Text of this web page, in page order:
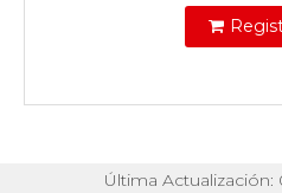
Última